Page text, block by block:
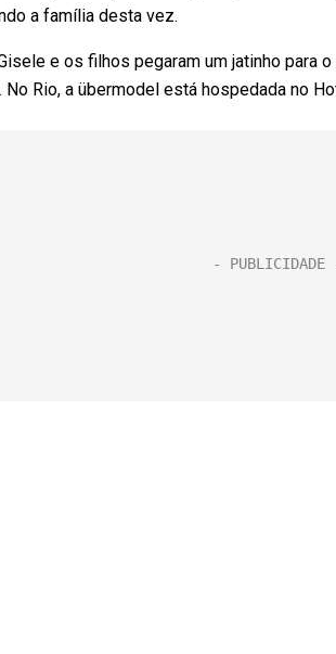
a família desta vez.
e os filhos pegaram um jatinho para
Rio, a übermodel está hospedada no